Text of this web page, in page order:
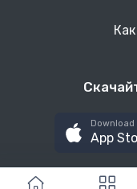
Download
App